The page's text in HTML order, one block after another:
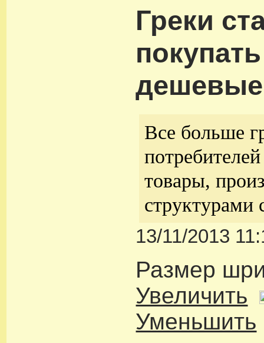
Греки
Все больше
товары,
структурами
13/11/2013
Размер
Увеличить
Уменьшить